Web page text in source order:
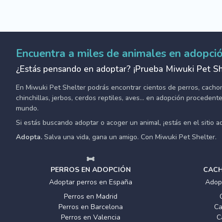
Encuentra a miles de animales en
¿Estás pensando en adoptar? ¡Prueba Miwuki Pet
En Miwuki Pet Shelter podrás encontrar cientos de perros,
chinchillas, jerbos, cerdos reptiles, aves... en adopción
mundo.
Si estás buscando adoptar o acoger un animal, ¡estás en el sitio
Adopta. Salva una vida, gana un amigo. Con Miwuki Pet Shelter.
PERROS EN ADOPCIÓN
Adoptar perros en España
Perros en Madrid
Perros en Barcelona
Perros en Valencia